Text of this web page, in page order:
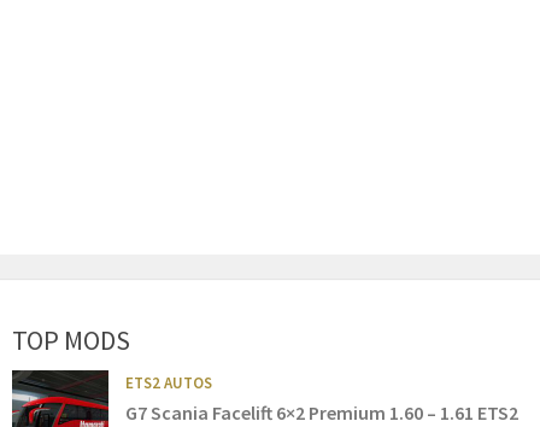
TOP MODS
ETS2 AUTOS
G7 Scania Facelift 6×2 Premium 1.60 – 1.61 ETS2